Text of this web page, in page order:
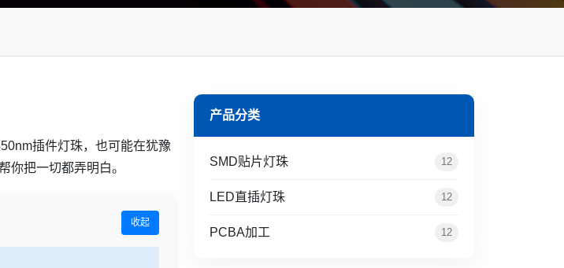
插件灯珠，也可能在犹豫
你把一切都弄明白。
收起
产品分类
SMD贴片灯珠 12
LED直插灯珠 12
PCBA加工 12